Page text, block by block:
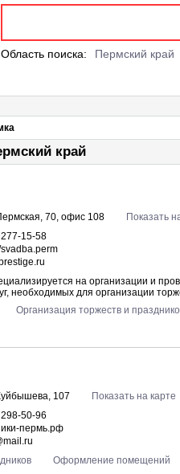
Область поиска: Пермский край
край
70, офис 108
Показать
15-58
на организации и
необходимых для организации
Организация торжеств и
107
Показать на карте
50-96
пермь.рф
Оформление помещений